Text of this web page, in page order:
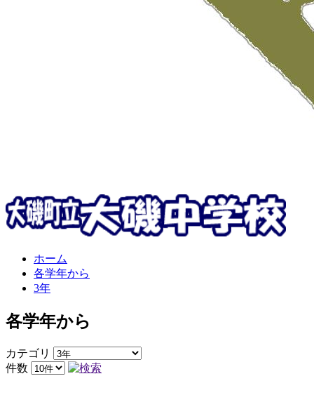
ホーム
各学年から
3年
各学年から
カテゴリ
件数